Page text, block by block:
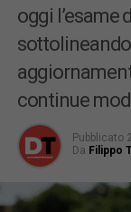
oggi l’esame
continue
Pubblicato
Da Filippo